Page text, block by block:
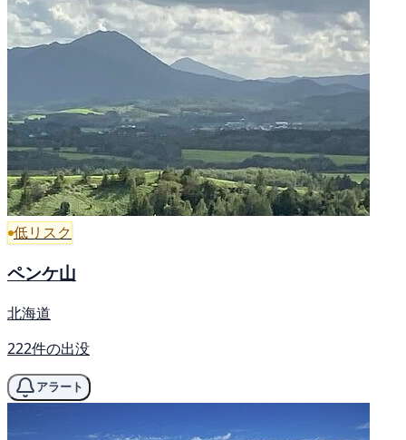
低リスク
ペンケ山
北海道
222件の出没
アラート